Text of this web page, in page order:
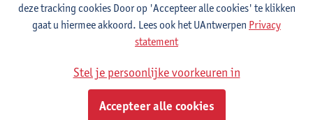
Studium generale in de biomedische wetenschappen deel
1: onderzoek in de levenswetenschappen
Lesgever(s):
Anja Verhulst Sebastiaan De Schepper
1E SEM
deze tracking cookies Door op 'Accepteer alle cookies' te klikken
gaat u hiermee akkoord. Lees ook het UAntwerpen Privacy
statement
Stel je persoonlijke voorkeuren in
Accepteer alle cookies